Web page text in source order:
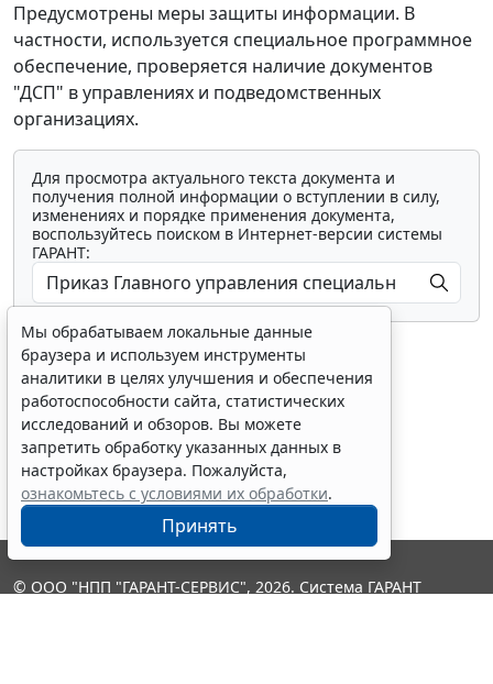
Предусмотрены меры защиты информации. В
частности, используется специальное программное
обеспечение, проверяется наличие документов
"ДСП" в управлениях и подведомственных
организациях.
Для просмотра актуального текста документа и
получения полной информации о вступлении в силу,
изменениях и порядке применения документа,
воспользуйтесь поиском в Интернет-версии системы
ГАРАНТ:
Показать все материалы
Мы обрабатываем локальные данные
браузера и используем инструменты
аналитики в целях улучшения и обеспечения
работоспособности сайта, статистических
исследований и обзоров. Вы можете
запретить обработку указанных данных в
настройках браузера. Пожалуйста,
ознакомьтесь с условиями их обработки.
Принять
© ООО "НПП "ГАРАНТ-СЕРВИС", 2026. Система ГАРАНТ